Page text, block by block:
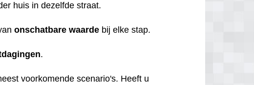
huis in dezelfde straat.
onschatbare waarde bij elke stap.
.
voorkomende scenario's. Heeft u